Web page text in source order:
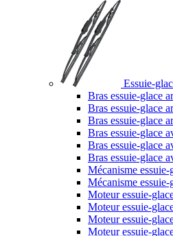
Essuie-
Bras essuie-glace
Bras essuie-glace
Bras essuie-glace
Bras essuie-glace
Bras essuie-glace
Bras essuie-glace
Mécanisme essuie-
Mécanisme essuie-
Moteur essuie-
Moteur essuie-
Moteur essuie-
Moteur essuie-